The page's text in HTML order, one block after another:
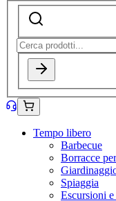
Tempo libero
Barbecue
Borracce
Spiaggia
Escursioni